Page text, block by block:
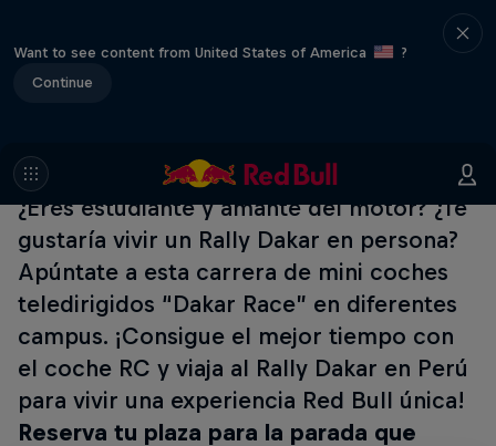
Want to see content from United States of America
?
Continue
¿Eres estudiante y amante del motor? ¿Te
gustaría vivir un Rally Dakar en persona?
Apúntate a esta carrera de mini coches
teledirigidos “Dakar Race” en diferentes
campus. ¡Consigue el mejor tiempo con
el coche RC y viaja al Rally Dakar en Perú
para vivir una experiencia Red Bull única!
Reserva tu plaza para la parada que